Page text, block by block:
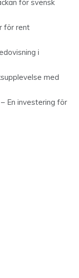
för svensk
för rent
i
med
En investering för